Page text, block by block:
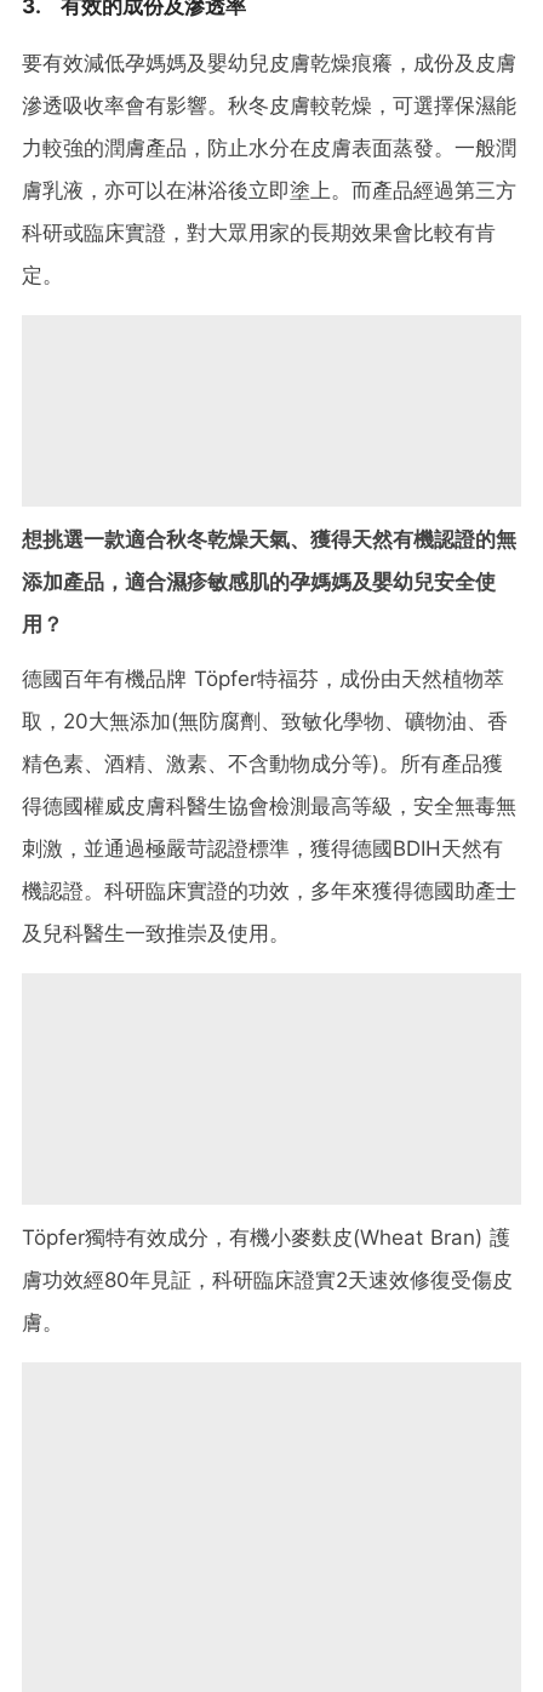
3. 有效的成份及滲透率
要有效減低孕媽媽及嬰幼兒皮膚乾燥痕癢，成份及皮膚
滲透吸收率會有影響。秋冬皮膚較乾燥，可選擇保濕能
力較強的潤膚產品，防止水分在皮膚表面蒸發。一般潤
膚乳液，亦可以在淋浴後立即塗上。而產品經過第三方
科研或臨床實證，對大眾用家的長期效果會比較有肯
定。
想挑選一款適合秋冬乾燥天氣、獲得天然有機認證的無
添加產品，適合濕疹敏感肌的孕媽媽及嬰幼兒安全使
用？
德國百年有機品牌 Töpfer特福芬，成份由天然植物萃
取，20大無添加(無防腐劑、致敏化學物、礦物油、香
精色素、酒精、激素、不含動物成分等)。所有產品獲
得德國權威皮膚科醫生協會檢測最高等級，安全無毒無
刺激，並通過極嚴苛認證標準，獲得德國BDIH天然有
機認證。科研臨床實證的功效，多年來獲得德國助產士
及兒科醫生一致推崇及使用。
Töpfer獨特有效成分，有機小麥麩皮(Wheat Bran) 護
膚功效經80年見証，科研臨床證實2天速效修復受傷皮
膚。